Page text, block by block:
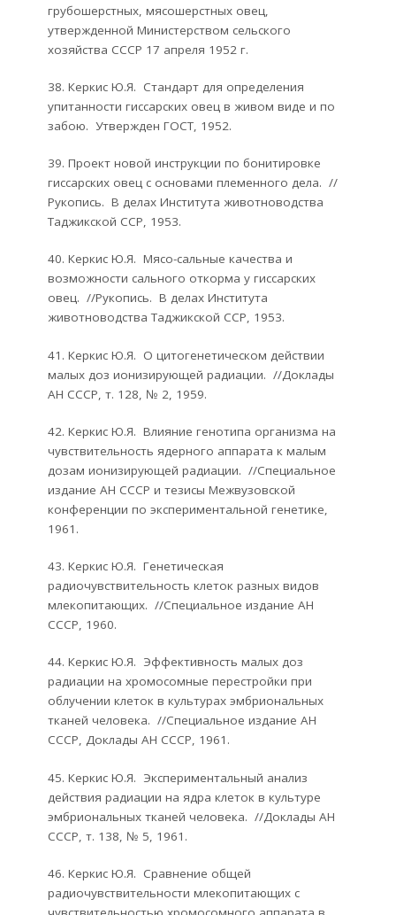
грубошерстных, мясошерстных овец,
утвержденной Министерством сельского
хозяйства СССР 17 апреля 1952 г.
38. Керкис Ю.Я. Стандарт для определения
упитанности гиссарских овец в живом виде и по
забою. Утвержден ГОСТ, 1952.
39. Проект новой инструкции по бонитировке
гиссарских овец с основами племенного дела. //
Рукопись. В делах Института животноводства
Таджикской ССР, 1953.
40. Керкис Ю.Я. Мясо-сальные качества и
возможности сального откорма у гиссарских
овец. //Рукопись. В делах Института
животноводства Таджикской ССР, 1953.
41. Керкис Ю.Я. О цитогенетическом действии
малых доз ионизирующей радиации. //Доклады
АН СССР, т. 128, № 2, 1959.
42. Керкис Ю.Я. Влияние генотипа организма на
чувствительность ядерного аппарата к малым
дозам ионизирующей радиации. //Специальное
издание АН СССР и тезисы Межвузовской
конференции по экспериментальной генетике,
1961.
43. Керкис Ю.Я. Генетическая
радиочувствительность клеток разных видов
млекопитающих. //Специальное издание АН
СССР, 1960.
44. Керкис Ю.Я. Эффективность малых доз
радиации на хромосомные перестройки при
облучении клеток в культурах эмбриональных
тканей человека. //Специальное издание АН
СССР, Доклады АН СССР, 1961.
45. Керкис Ю.Я. Экспериментальный анализ
действия радиации на ядра клеток в культуре
эмбриональных тканей человека. //Доклады АН
СССР, т. 138, № 5, 1961.
46. Керкис Ю.Я. Сравнение общей
радиочувствительности млекопитающих с